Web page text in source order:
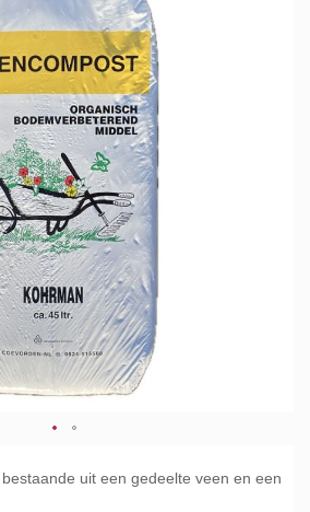
uit een gedeelte veen en een